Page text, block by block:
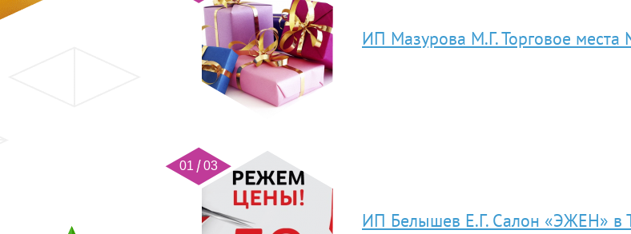
ИП Мазурова М.Г. Торговое
01 03
ИП Белышев Е.Г. Салон «ЭЖЕН» в